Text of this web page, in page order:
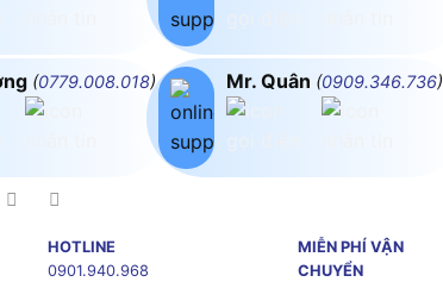
(0779.008.018) Mr. Quân (0909.346.736)
HOTLINE
0901.940.968
MIỄN PHÍ VẬN
CHUYỂN